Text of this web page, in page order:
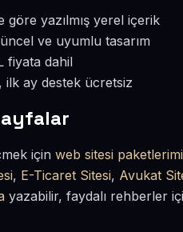
yazılmış yerel içerik
ve uyumlu tasarım
fiyata dahil
ilk ay destek ücretsiz
için web sitesi
, E-Ticaret Sitesi, Avukat
yazabilir, faydalı rehberler